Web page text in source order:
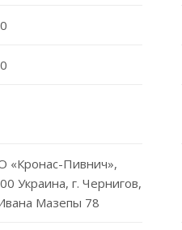
«Кронас-Пивнич»,
Украина, г. Чернигов,
Мазепы 78